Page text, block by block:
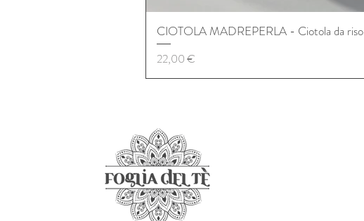
CIOTOLA MADREPERLA - Ciotola da riso
Prezzo
22,00 €